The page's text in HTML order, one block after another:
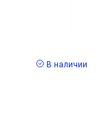
В наличии